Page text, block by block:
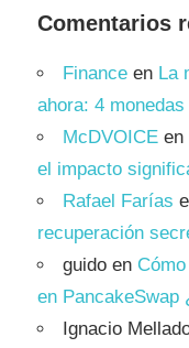
Comentarios
Finance en La
ahora: 4
McDVOICE en
el impacto
Rafael Farías
recuperación
guido en
en PancakeSwap
Ignacio